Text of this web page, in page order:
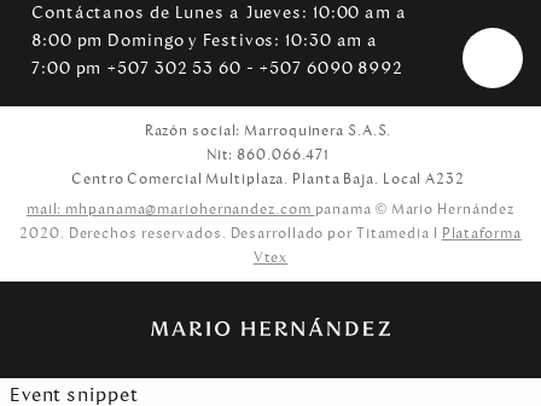
Contáctanos de Lunes a Jueves: 10:00 am a
8:00 pm Domingo y Festivos: 10:30 am a
7:00 pm +507 302 53 60 - +507 6090 8992
Razón social: Marroquinera S.A.S.
Nit: 860.066.471
Centro Comercial Multiplaza. Planta Baja. Local A232
mail: mhpanama@mariohernandez.com panama © Mario Hernández
2020. Derechos reservados. Desarrollado por Titamedia l Plataforma
Vtex
Event snippet